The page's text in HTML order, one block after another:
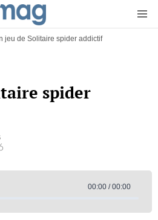
jeu de Solitaire spider addictif
spider
00:00 / 00:00